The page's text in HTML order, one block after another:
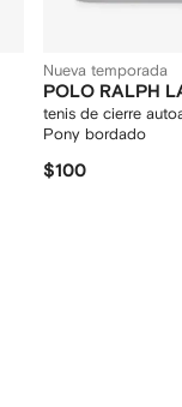
Nueva temporada
POLO RALPH
tenis de cierre
Pony bordado
$100